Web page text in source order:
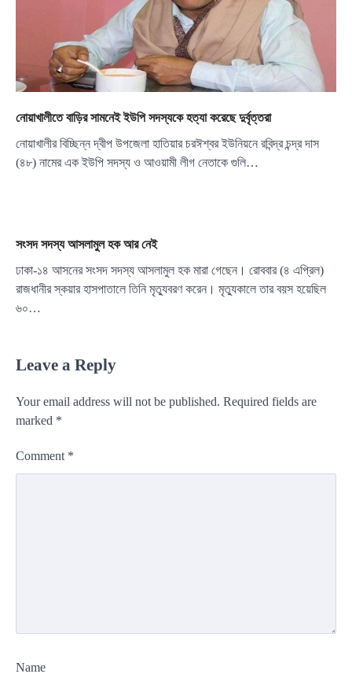
নোয়াখালীতে বাড়ির সামনেই ইউপি সদস্যকে হত্যা করেছে দুর্বৃত্তরা
নোয়াখালীর বিচ্ছিন্ন দ্বীপ উপজেলা হাতিয়ার চরঈশ্বর ইউনিয়নে রবিন্দ্র চন্দ্র দাস
(৪৮) নামের এক ইউপি সদস্য ও আওয়ামী লীগ নেতাকে গুলি…
সংসদ সদস্য আসলামুল হক আর নেই
ঢাকা-১৪ আসনের সংসদ সদস্য আসলামুল হক মারা গেছেন। রোববার (৪ এপ্রিল)
রাজধানীর স্কয়ার হাসপাতালে তিনি মৃত্যুবরণ করেন। মৃত্যুকালে তার বয়স হয়েছিল
৬০…
Leave a Reply
Your email address will not be published. Required fields are
marked *
Comment *
Name